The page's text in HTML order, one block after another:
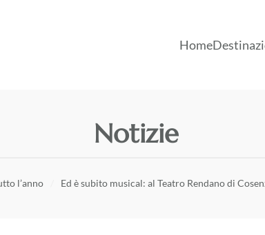
Home
Notizie
l’anno Ed è subito musical: al Teatro Rendano di